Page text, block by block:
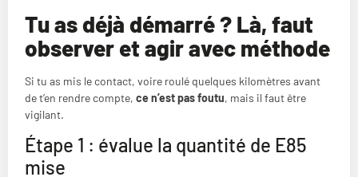
Tu as déjà démarré ? Là, faut
observer et agir avec méthode
Si tu as mis le contact, voire roulé quelques kilomètres avant
de t’en rendre compte, ce n’est pas foutu, mais il faut être
vigilant.
Étape 1 : évalue la quantité de E85
mise